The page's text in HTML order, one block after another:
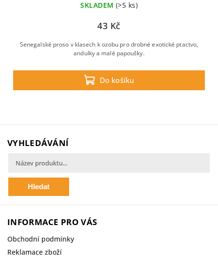
SKLADEM (>5 ks)
43 Kč
Do košíku
Senegalské proso v klasech k ozobu pro drobné exotické ptactvo,
andulky a malé papoušky.
VYHLEDÁVÁNÍ
Hledat
INFORMACE PRO VÁS
Obchodní podmínky
Reklamace zboží